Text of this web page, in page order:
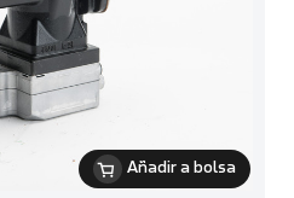
Añadir a bolsa